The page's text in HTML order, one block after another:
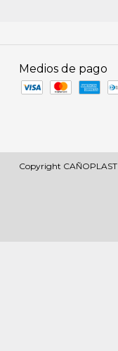
Medios de pago
Copyright CAÑOPLAST